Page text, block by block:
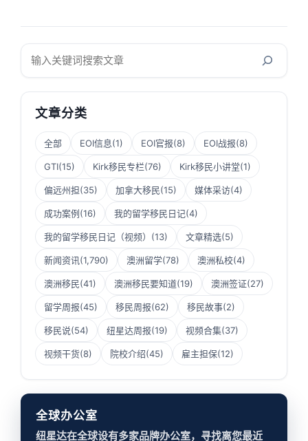
搜
文章分类
全部 EOI信息(1) EOI官报(8) EOI战报(8)
GTI(15) Kirk移民专栏(76) Kirk移民小讲堂(1)
偏远州担(35) 加拿大移民(15) 媒体采访(4)
成功案例(16) 我的留学移民日记(4)
我的留学移民日记（视频） (13) 文章精选(5)
新闻资讯(1,790) 澳洲留学(78) 澳洲私校(4)
澳洲移民(41) 澳洲移民要知道(19) 澳洲签证(27)
留学周报(45) 移民周报(62) 移民故事(2)
移民说(54) 纽星达周报(19) 视频合集(37)
视频干货(8) 院校介绍(45) 雇主担保(12)
全球办公室
纽星达在全球设有多家品牌办公室，寻找离您最近